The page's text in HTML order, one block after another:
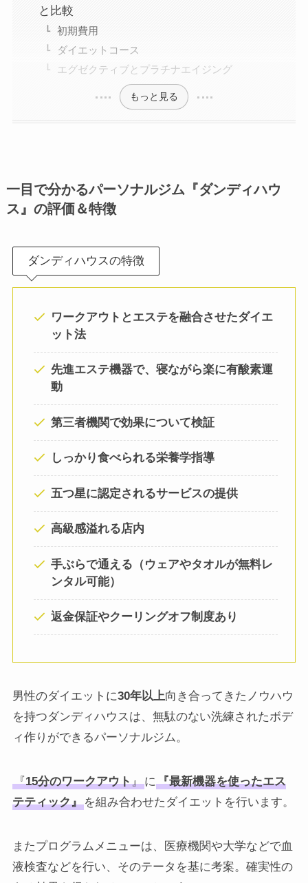
と比較
初期費用
ダイエットコース
エグゼクティブとプラチナエイジング
もっと見る
一目で分かるパーソナルジム『ダンディハウ
ス』の評価＆特徴
ダンディハウスの特徴
ワークアウトとエステを融合させたダイエ
ット法
先進エステ機器で、寝ながら楽に有酸素運
動
第三者機関で効果について検証
しっかり食べられる栄養学指導
五つ星に認定されるサービスの提供
高級感溢れる店内
手ぶらで通える （ウェアやタオルが無料レ
ンタル可能）
返金保証やクーリングオフ制度あり
男性のダイエットに30年以上向き合ってきたノウハウ
を持つダンディハウスは、無駄のない洗練されたボデ
ィ作りができるパーソナルジム。
『15分のワークアウト』に 『最新機器を使ったエス
テティック』を組み合わせたダイエットを行います。
またプログラムメニューは、医療機関や大学などで血
液検査などを行い、そのテータを基に考案。確実性の